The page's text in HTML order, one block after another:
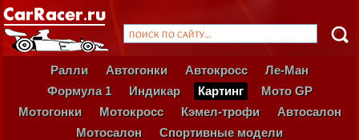
Ралли Автогонки Автокросс
Ле-Ман
Формула 1
Индикар Картинг
Мото GP
Мотогонки
Мотокросс Кэмел-трофи
Автосалон
Мотосалон
Спортивные модели